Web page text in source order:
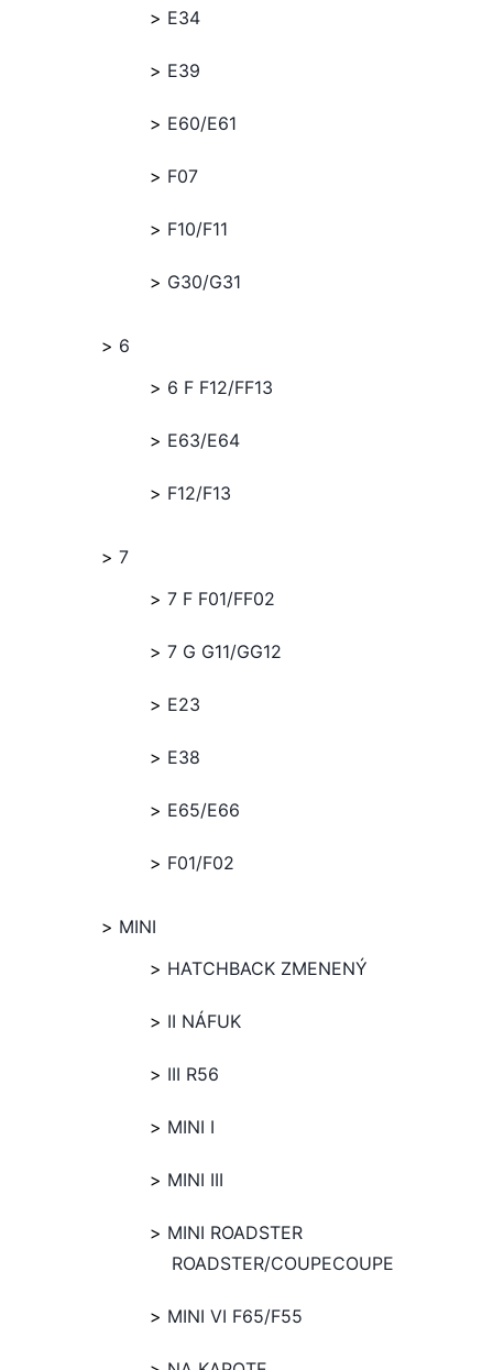
E34
E39
E60/E61
F07
F10/F11
G30/G31
6
6 F F12/FF13
E63/E64
F12/F13
7
7 F F01/FF02
7 G G11/GG12
E23
E38
E65/E66
F01/F02
MINI
HATCHBACK ZMENENÝ
II NÁFUK
III R56
MINI I
MINI III
MINI ROADSTER
ROADSTER/COUPECOUPE
MINI VI F65/F55